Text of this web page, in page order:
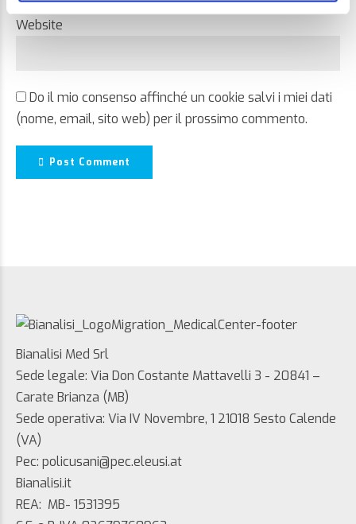
Website
Do il mio consenso affinché un cookie salvi i miei dati
(nome, email, sito web) per il prossimo commento.
Post Comment
Bianalisi Med Srl
Sede legale: Via Don Costante Mattavelli 3 - 20841 –
Carate Brianza (MB)
Sede operativa: Via IV Novembre, 1 21018 Sesto Calende
(VA)
Pec: policusani@pec.eleusi.at
Bianalisi.it
REA: MB- 1531395